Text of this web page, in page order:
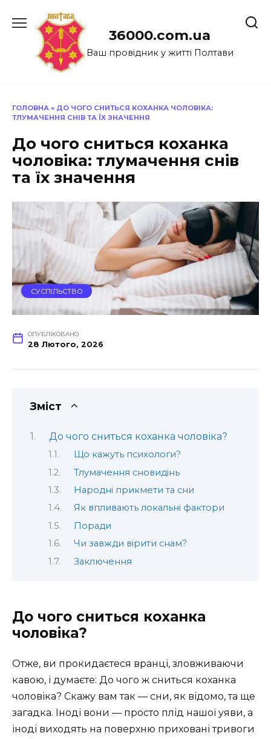
до
36000.com.ua
Ваш провідник у житті Полтави
ГОЛОВНА » ДО ЧОГО СНИТЬСЯ КОХАНКА ЧОЛОВІКА:
ТЛУМАЧЕННЯ СНІВ ТА ЇХ ЗНАЧЕННЯ
До чого сниться коханка
чоловіка: тлумачення снів
та їх значення
СУСПІЛЬСТВО
ОПУБЛІКОВАНО
28 Лютого, 2026
Зміст
До чого сниться коханка чоловіка?
Що кажуть психологи?
Тлумачення сновидінь
Народні прикмети та сни
Як впливають локальні фактори
Поради
Чи завжди вірити снам?
Заключення
До чого сниться коханка
чоловіка?
Отже, ви прокидаєтеся вранці, зловживаючи
кавою, і думаєте: До чого ж сниться коханка
чоловіка? Скажу вам так — сни, як відомо, та ще
загадка. Іноді вони — просто плід нашої уяви, а
іноді виходять на поверхню приховані тривоги